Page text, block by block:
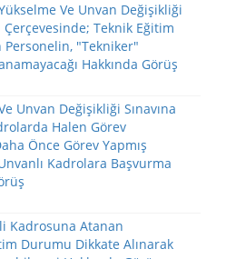
Ve Unvan Değişikliği
Teknik Eğitim
"Tekniker"
Hakkında Görüş
Unvan Değişikliği Sınavına
Halen Görev
Önce Görev Yapmış
Kadrolara Başvurma
Kadrosuna Atanan
Durumu Dikkate Alınarak